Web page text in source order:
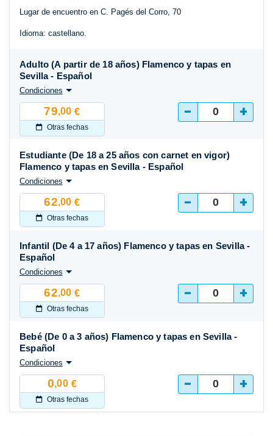
Lugar de encuentro en C. Pagés del Corro, 70
Idioma: castellano.
79,00 €
Otras fechas
Adulto (A partir de 18 años) Flamenco y tapas en
Sevilla - Español
Condiciones
- +
62,00 €
Otras fechas
Estudiante (De 18 a 25 años con carnet en vigor)
Flamenco y tapas en Sevilla - Español
Condiciones
- +
62,00 €
Otras fechas
Infantil (De 4 a 17 años) Flamenco y tapas en Sevilla -
Español
Condiciones
- +
0,00 €
Otras fechas
Bebé (De 0 a 3 años) Flamenco y tapas en Sevilla -
Español
Condiciones
- +